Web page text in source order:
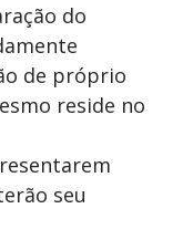
do
de próprio
reside no
seu